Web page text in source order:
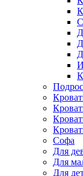
Софа
Для
Для
Для